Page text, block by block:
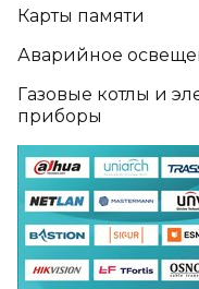
Карты памяти
Аварийное
Газовые котлы и
приборы